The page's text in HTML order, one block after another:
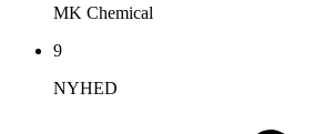
MK Chemical
9
NYHED